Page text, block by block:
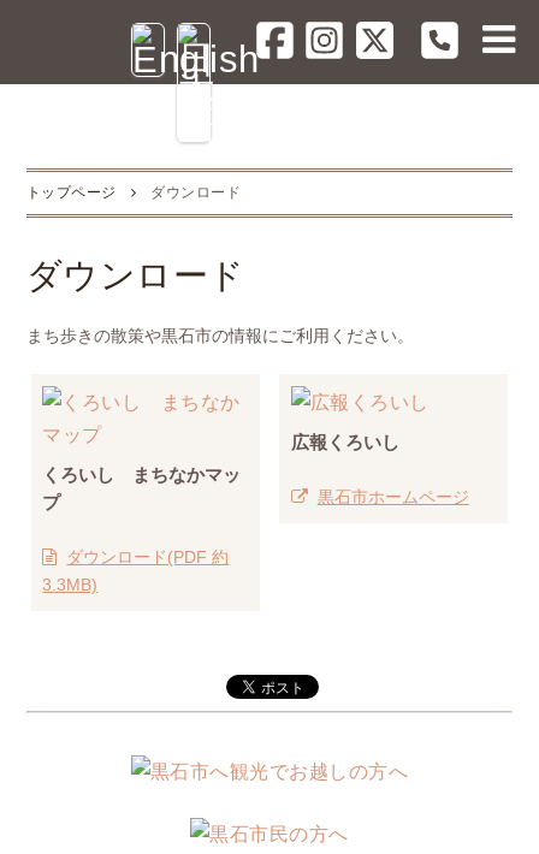
トップページ ダウンロード
ダウンロード
まち歩きの散策や黒石市の情報にご利用ください。
くろいし まちなかマッ
プ
ダウンロード(PDF 約
3.3MB)
広報くろいし
黒石市ホームページ